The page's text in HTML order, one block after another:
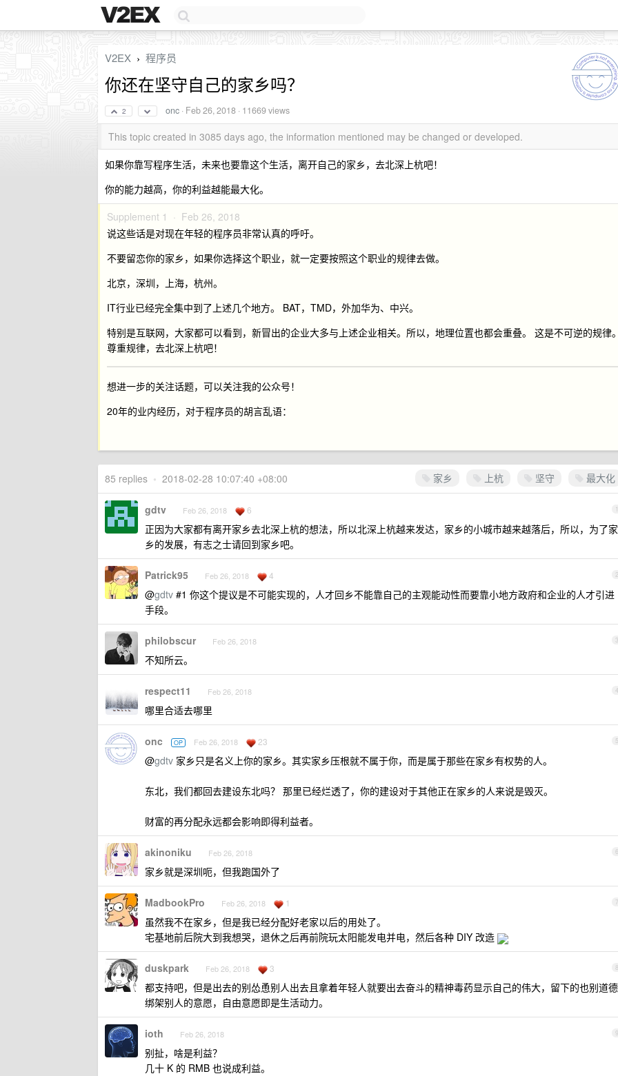
V2EX › 程序员
你还在坚守自己的家乡吗？
2 onc · Feb 26, 2018 · 11669 views
This topic created in 3085 days ago, the information mentioned may be changed or developed.
如果你靠写程序生活，未来也要靠这个生活，离开自己的家乡，去北深上杭吧！
你的能力越高，你的利益越能最大化。
Supplement 1 · Feb 26, 2018
说这些话是对现在年轻的程序员非常认真的呼吁。
不要留恋你的家乡，如果你选择这个职业，就一定要按照这个职业的规律去做。
北京，深圳，上海，杭州。
IT行业已经完全集中到了上述几个地方。 BAT，TMD，外加华为、中兴。
特别是互联网，大家都可以看到，新冒出的企业大多与上述企业相关。所以，地理位置也都会重叠。 这是不可逆的规律。
尊重规律，去北深上杭吧！
想进一步的关注话题，可以关注我的公众号！
20年的业内经历，对于程序员的胡言乱语：
家乡 上杭 坚守 最大化
85 replies • 2018-02-28 10:07:40 +08:00
1
gdtv Feb 26, 2018 6
正因为大家都有离开家乡去北深上杭的想法，所以北深上杭越来发达，家乡的小城市越来越落后，所以，为了家
乡的发展，有志之士请回到家乡吧。
2
Patrick95 Feb 26, 2018 4
@gdtv #1 你这个提议是不可能实现的，人才回乡不能靠自己的主观能动性而要靠小地方政府和企业的人才引进
手段。
3
philobscur Feb 26, 2018
不知所云。
4
respect11 Feb 26, 2018
哪里合适去哪里
5
onc OP Feb 26, 2018 23
@gdtv 家乡只是名义上你的家乡。其实家乡压根就不属于你，而是属于那些在家乡有权势的人。
东北，我们都回去建设东北吗？ 那里已经烂透了，你的建设对于其他正在家乡的人来说是毁灭。
财富的再分配永远都会影响即得利益者。
6
akinoniku Feb 26, 2018
家乡就是深圳呃，但我跑国外了
7
MadbookPro Feb 26, 2018 1
虽然我不在家乡，但是我已经分配好老家以后的用处了。
宅基地前后院大到我想哭，退休之后再前院玩太阳能发电并电，然后各种 DIY 改造
8
duskpark Feb 26, 2018 3
都支持吧，但是出去的别怂恿别人出去且拿着年轻人就要出去奋斗的精神毒药显示自己的伟大，留下的也别道德
绑架别人的意愿，自由意愿即是生活动力。
9
ioth Feb 26, 2018
别扯，啥是利益？
几十 K 的 RMB 也说成利益。